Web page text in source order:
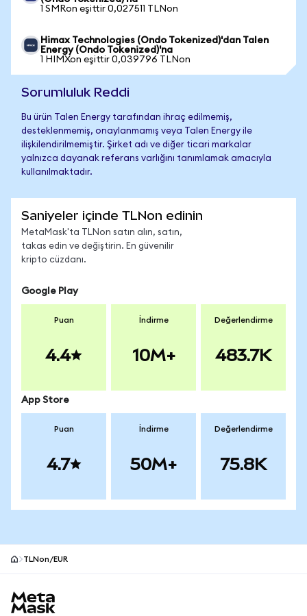
1 SMRon eşittir 0,027511 TLNon
Himax Technologies (Ondo Tokenized)'dan Talen
Energy (Ondo Tokenized)'na
1 HIMXon eşittir 0,039796 TLNon
Sorumluluk Reddi
Bu ürün Talen Energy tarafından ihraç edilmemiş,
desteklenmemiş, onaylanmamış veya Talen Energy ile
ilişkilendirilmemiştir. Şirket adı ve diğer ticari markalar
yalnızca dayanak referans varlığını tanımlamak amacıyla
kullanılmaktadır.
Saniyeler içinde TLNon edinin
MetaMask'ta TLNon satın alın, satın,
takas edin ve değiştirin. En güvenilir
kripto cüzdanı.
Google Play
Puan
4.4
İndirme
10M+
Değerlendirme
483.7K
App Store
Puan
4.7
İndirme
50M+
Değerlendirme
75.8K
TLNon/EUR